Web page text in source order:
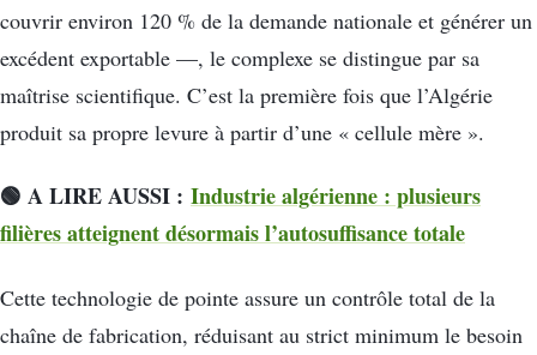
couvrir environ 120 % de la demande nationale et générer un
excédent exportable —, le complexe se distingue par sa
maîtrise scientifique. C’est la première fois que l’Algérie
produit sa propre levure à partir d’une « cellule mère ».
🟢 A LIRE AUSSI : Industrie algérienne : plusieurs
filières atteignent désormais l’autosuffisance totale
Cette technologie de pointe assure un contrôle total de la
chaîne de fabrication, réduisant au strict minimum le besoin